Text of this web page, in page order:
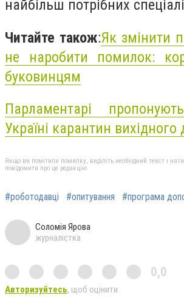
найбільш потрібних
Читайте також:Як змінити
не наробити помилок:
буковинцям
Парламентарі
Україні карантин вихідного
Якщо ви помітили помилку, виділіть необхідний текст і
повідомити про це редакцію
#роботодавці #опитування #програма
Соломія Ярова
журналістка
0,0
Авторизуйтесь, щоб оцінити